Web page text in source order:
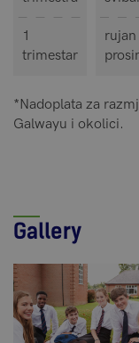
1
trimestar
rujan
*Nadoplata za
Galwayu i okolici.
Gallery